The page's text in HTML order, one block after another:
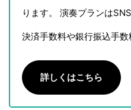
ります。 演奏プランは
決済手数料や銀行振込手数
詳しくはこちら